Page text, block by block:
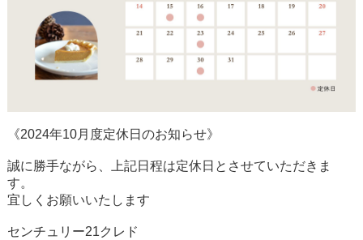
《2024年10月度定休日のお知らせ》
誠に勝手ながら、上記日程は定休日とさせていただきま
す。
宜しくお願いいたします
センチュリー21クレド